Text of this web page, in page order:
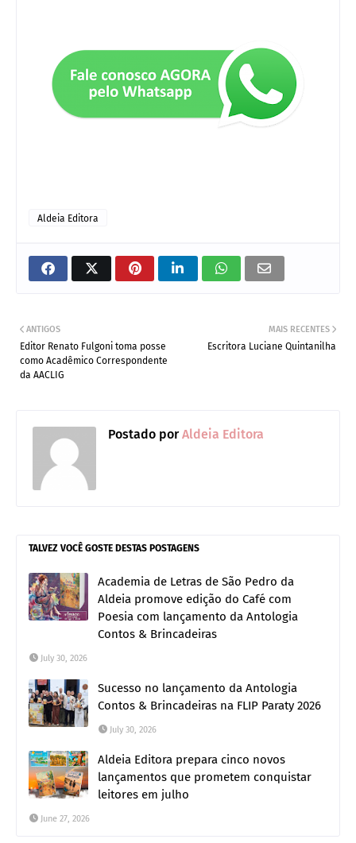
Aldeia Editora
MAIS RECENTES
Escritora Luciane Quintanilha
ANTIGOS
Editor Renato Fulgoni toma posse
como Acadêmico Correspondente
da AACLIG
Postado porAldeia Editora
TALVEZ VOCÊ GOSTE DESTAS POSTAGENS
Academia de Letras de São Pedro da
Aldeia promove edição do Café com
Poesia com lançamento da Antologia
Contos & Brincadeiras
July 30, 2026
Sucesso no lançamento da Antologia
Contos & Brincadeiras na FLIP Paraty 2026
July 30, 2026
Aldeia Editora prepara cinco novos
lançamentos que prometem conquistar
leitores em julho
June 27, 2026